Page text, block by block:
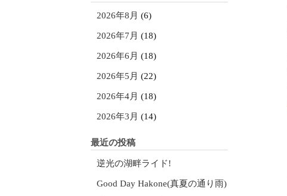
2026年8月 (6)
2026年7月 (18)
2026年6月 (18)
2026年5月 (22)
2026年4月 (18)
2026年3月 (14)
最近の投稿
逆光の湖畔ライド!
Good Day Hakone(真夏の通り雨)